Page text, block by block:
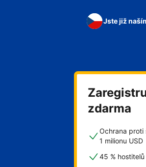
Jste již
zdarma
Ochrana proti
1 milionu USD
45 %